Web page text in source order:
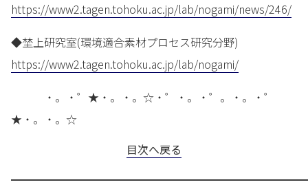
https://www2.tagen.tohoku.ac.jp/lab/nogami/news/246/
◆埜上研究室(環境適合素材プロセス研究分野)
https://www2.tagen.tohoku.ac.jp/lab/nogami/
・。・゜★・。・。☆・゜・。・゜。・。・゜
★・。・。☆
目次へ戻る